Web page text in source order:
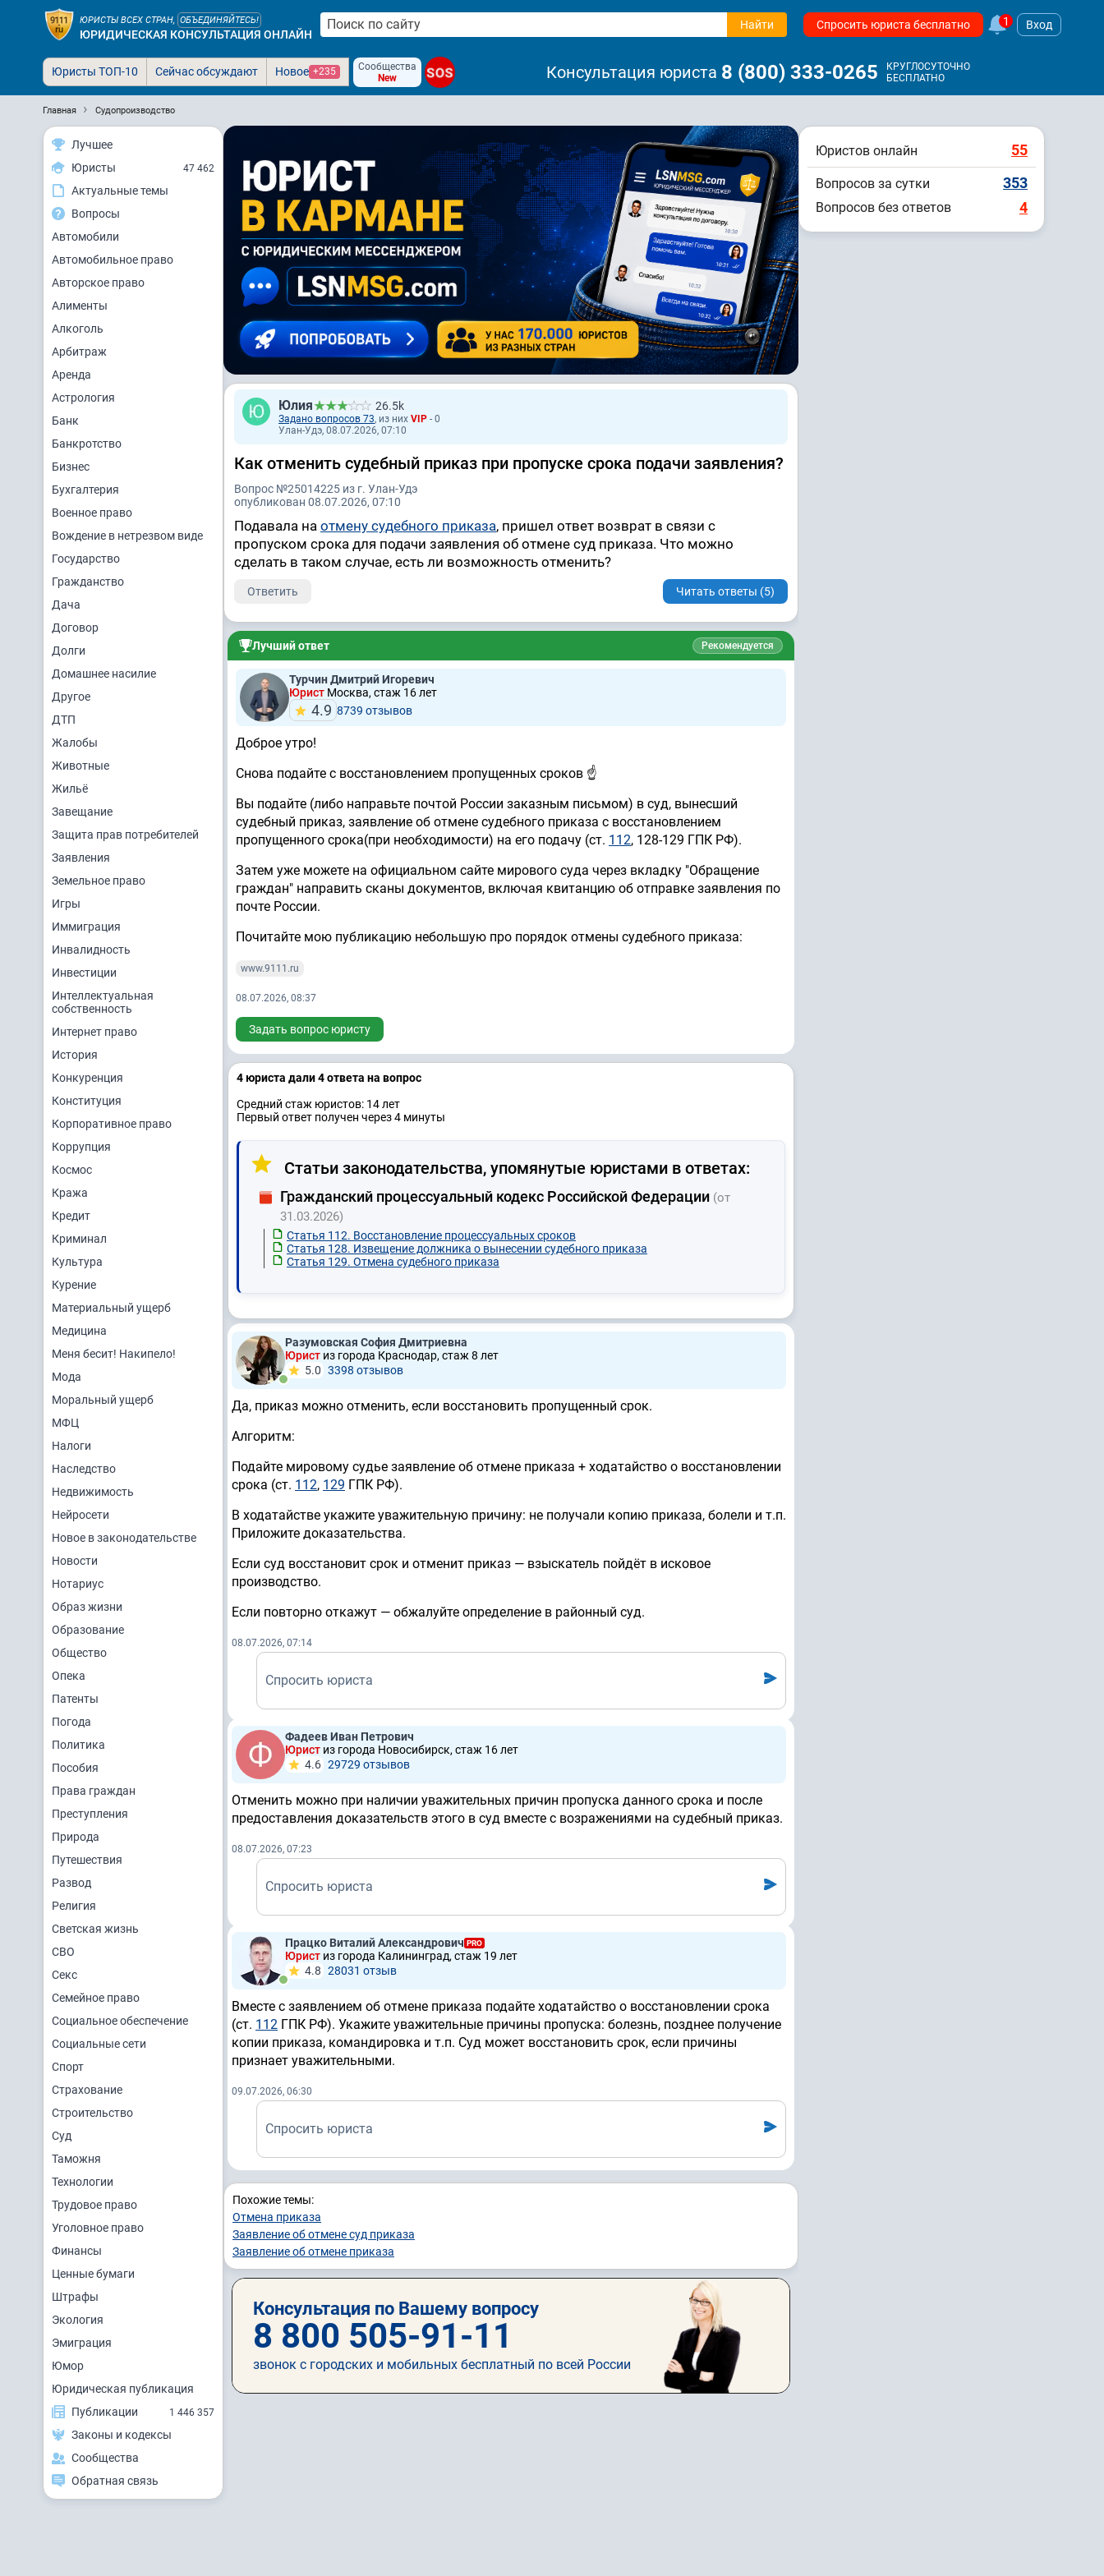
ЮРИСТЫ ВСЕХ СТРАН, ОБЪЕДИНЯЙТЕСЬ!
ЮРИДИЧЕСКАЯ КОНСУЛЬТАЦИЯ ОНЛАЙН
Найти Спросить юриста бесплатно 1 Вход
Юристы ТОП-10 Сейчас обсуждают Новое +235
Сообщества
New
SOS Консультация юриста 8 (800) 333-0265
КРУГЛОСУТОЧНО
БЕСПЛАТНО
Главная Судопроизводство
Лучшее
Юристы
47 462
Актуальные темы
Вопросы
Автомобили
Автомобильное право
Авторское право
Алименты
Алкоголь
Арбитраж
Аренда
Астрология
Банк
Банкротство
Бизнес
Бухгалтерия
Военное право
Вождение в нетрезвом виде
Государство
Гражданство
Дача
Договор
Долги
Домашнее насилие
Другое
ДТП
Жалобы
Животные
Жильё
Завещание
Защита прав потребителей
Заявления
Земельное право
Игры
Иммиграция
Инвалидность
Инвестиции
Интеллектуальная
собственность
Интернет право
История
Конкуренция
Конституция
Корпоративное право
Коррупция
Космос
Кража
Кредит
Криминал
Культура
Курение
Материальный ущерб
Медицина
Меня бесит! Накипело!
Мода
Моральный ущерб
МФЦ
Налоги
Наследство
Недвижимость
Нейросети
Новое в законодательстве
Новости
Нотариус
Образ жизни
Образование
Общество
Опека
Патенты
Погода
Политика
Пособия
Права граждан
Преступления
Природа
Путешествия
Развод
Религия
Светская жизнь
СВО
Секс
Семейное право
Социальное обеспечение
Социальные сети
Спорт
Страхование
Строительство
Суд
Таможня
Технологии
Трудовое право
Уголовное право
Финансы
Ценные бумаги
Штрафы
Экология
Эмиграция
Юмор
Юридическая публикация
Публикации
1 446 357
Законы и кодексы
Сообщества
Обратная связь
Юлия 26.5k
Задано вопросов 73, из них VIP - 0
Улан-Удэ, 08.07.2026, 07:10
Как отменить судебный приказ при пропуске срока подачи заявления?
Вопрос №25014225 из г. Улан-Удэ
опубликован 08.07.2026, 07:10
Подавала на отмену судебного приказа, пришел ответ возврат в связи с
пропуском срока для подачи заявления об отмене суд приказа. Что можно
сделать в таком случае, есть ли возможность отменить?
Ответить Читать ответы (5)
Лучший ответ Рекомендуется
Турчин Дмитрий Игоревич
Юрист Москва, стаж 16 лет
4.9 8739 отзывов
Доброе утро!
Снова подайте с восстановлением пропущенных сроков ☝️
Вы подайте (либо направьте почтой России заказным письмом) в суд, вынесший
судебный приказ, заявление об отмене судебного приказа с восстановлением
пропущенного срока(при необходимости) на его подачу (ст. 112, 128-129 ГПК РФ).
‎Затем уже можете на официальном сайте мирового суда через вкладку "Обращение
граждан" направить сканы документов, включая квитанцию об отправке заявления по
почте России.
‎Почитайте мою публикацию небольшую про порядок отмены судебного приказа:
www.9111.ru
08.07.2026, 08:37
Задать вопрос юристу
4 юристa дали 4 ответa на вопрос
Средний стаж юристов: 14 лет
Первый ответ получен через 4 минуты
Статьи законодательства, упомянутые юристами в ответах:
Гражданский процессуальный кодекс Российской Федерации (от
31.03.2026)
Статья 112. Восстановление процессуальных сроков
Статья 128. Извещение должника о вынесении судебного приказа
Статья 129. Отмена судебного приказа
Разумовская София Дмитриевна
Юрист из города Краснодар, стаж 8 лет
5.0 3398 отзывов
Да, приказ можно отменить, если восстановить пропущенный срок.
Алгоритм:
Подайте мировому судье заявление об отмене приказа + ходатайство о восстановлении
срока (ст. 112, 129 ГПК РФ).
В ходатайстве укажите уважительную причину: не получали копию приказа, болели и т.п.
Приложите доказательства.
Если суд восстановит срок и отменит приказ — взыскатель пойдёт в исковое
производство.
Если повторно откажут — обжалуйте определение в районный суд.
08.07.2026, 07:14
Спросить юриста
Фадеев Иван Петрович
Юрист из города Новосибирск, стаж 16 лет
4.6 29729 отзывов
Отменить можно при наличии уважительных причин пропуска данного срока и после
предоставления доказательств этого в суд вместе с возражениями на судебный приказ.
08.07.2026, 07:23
Спросить юриста
Працко Виталий Александрович PRO
Юрист из города Калининград, стаж 19 лет
4.8 28031 отзыв
Вместе с заявлением об отмене приказа подайте ходатайство о восстановлении срока
(ст. 112 ГПК РФ). Укажите уважительные причины пропуска: болезнь, позднее получение
копии приказа, командировка и т.п. Суд может восстановить срок, если причины
признает уважительными.
09.07.2026, 06:30
Спросить юриста
Похожие темы:
Отмена приказа
Заявление об отмене суд приказа
Заявление об отмене приказа
Консультация по Вашему вопросу
8 800 505-91-11
звонок с городских и мобильных бесплатный по всей России
Юристов онлайн 55
Вопросов за сутки 353
Вопросов без ответов 4